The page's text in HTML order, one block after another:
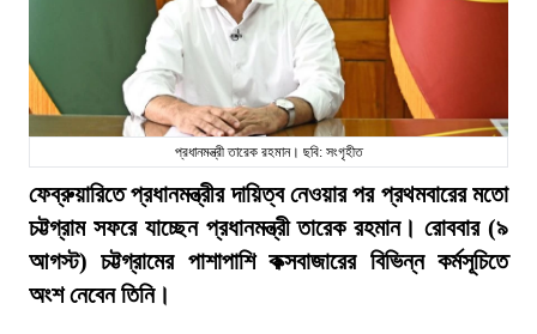
প্রধানমন্ত্রী তারেক রহমান। ছবি: সংগৃহীত
ফেব্রুয়ারিতে প্রধানমন্ত্রীর দায়িত্ব নেওয়ার পর প্রথমবারের মতো
চট্টগ্রাম সফরে যাচ্ছেন প্রধানমন্ত্রী তারেক রহমান। রোববার (৯
আগস্ট) চট্টগ্রামের পাশাপাশি কক্সবাজারের বিভিন্ন কর্মসূচিতে
অংশ নেবেন তিনি।